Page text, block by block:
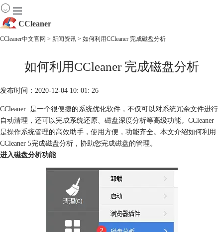
CCleaner
服务
CCleaner中文官网 > 新闻资讯 > 如何利用CCleaner 完成磁盘分析
如何利用CCleaner 完成磁盘分析
发布时间：2020-12-04 10: 01: 26
CCleaner 是一个很便捷的系统优化软件，不仅可以对系统冗余文件进行
自动清理，还可以完成系统还原、磁盘深度分析等高级功能。CCleaner
是操作系统管理的高效助手，使用方便，功能齐全。本文介绍如何利用
CCleaner 5完成磁盘分析，协助您完成磁盘的管理。
进入磁盘分析功能